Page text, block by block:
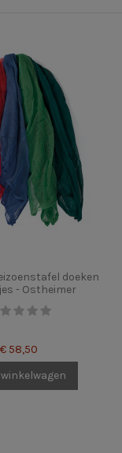
doeken
- Ostheimer
€ 58,50